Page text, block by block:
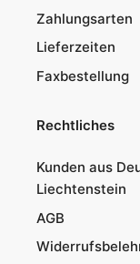
Zahlungsarten
Lieferzeiten
Faxbestellung
Rechtliches
Kunden aus
Liechtenstein
AGB